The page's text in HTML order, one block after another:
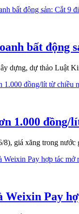
bất động
dựng, dự thảo Luật
1.000 đồng/
giá xăng trong nước
Weixin Pay